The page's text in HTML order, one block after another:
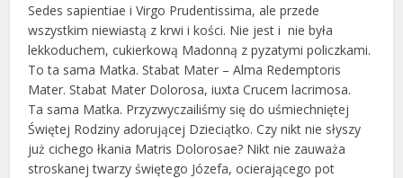
Sedes sapientiae i Virgo Prudentissima, ale przede
wszystkim niewiastą z krwi i kości. Nie jest i nie była
lekkoduchem, cukierkową Madonną z pyzatymi policzkami.
To ta sama Matka. Stabat Mater – Alma Redemptoris
Mater. Stabat Mater Dolorosa, iuxta Crucem lacrimosa.
Ta sama Matka. Przyzwyczailiśmy się do uśmiechniętej
Świętej Rodziny adorującej Dzieciątko. Czy nikt nie słyszy
już cichego łkania Matris Dolorosae? Nikt nie zauważa
stroskanej twarzy świętego Józefa, ocierającego pot